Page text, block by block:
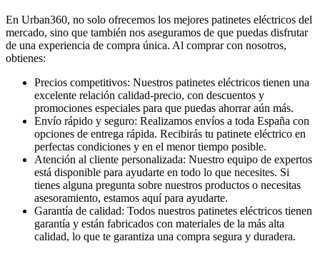
En Urban360, no solo ofrecemos los mejores patinetes eléctricos del
mercado, sino que también nos aseguramos de que puedas disfrutar
de una experiencia de compra única. Al comprar con nosotros,
obtienes:
Precios competitivos: Nuestros patinetes eléctricos tienen una
excelente relación calidad-precio, con descuentos y
promociones especiales para que puedas ahorrar aún más.
Envío rápido y seguro: Realizamos envíos a toda España con
opciones de entrega rápida. Recibirás tu patinete eléctrico en
perfectas condiciones y en el menor tiempo posible.
Atención al cliente personalizada: Nuestro equipo de expertos
está disponible para ayudarte en todo lo que necesites. Si
tienes alguna pregunta sobre nuestros productos o necesitas
asesoramiento, estamos aquí para ayudarte.
Garantía de calidad: Todos nuestros patinetes eléctricos tienen
garantía y están fabricados con materiales de la más alta
calidad, lo que te garantiza una compra segura y duradera.